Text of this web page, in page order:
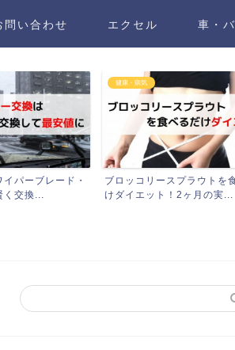
問い合わせ エクセル 車・
ラウトを食べるだ
月の実...
健康・病気
レイデルのポリコサノール
んだ結果！コレステロール...